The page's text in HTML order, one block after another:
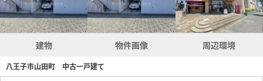
建物 物件画像 周辺環境
八王子市山田町 中古一戸建て